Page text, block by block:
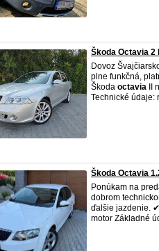
Škoda Octavia 2
Dovoz
plne funkčná,
Škoda octavia II
Technické údaje:
Škoda Octavia
Ponúkam na
dobrom
ďalšie jazdenie.
motor Základné